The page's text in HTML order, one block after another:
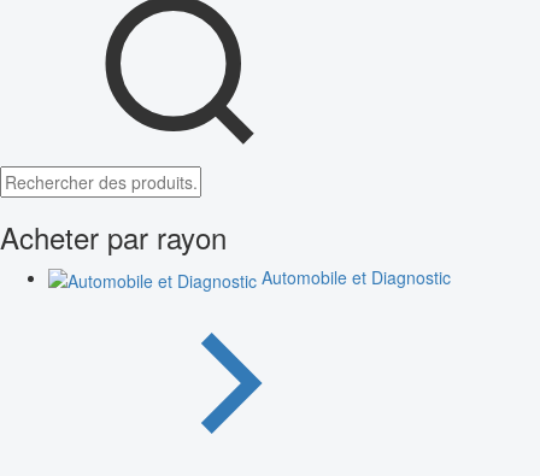
Acheter par rayon
Automobile et Diagnostic